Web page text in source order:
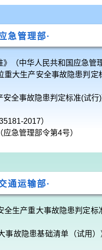
急管理部·
（中华人民共和国应急管
重大生产安全事故隐患判
安全事故隐患判定标准(试
2017）
急管理部令第4号）
通运输部·
全生产重大事故隐患判定
事故隐患基础清单（试用